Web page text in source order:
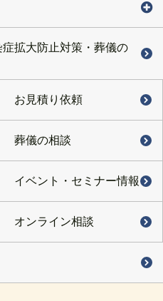
拡大防止対策・葬儀の
お見積り依頼
葬儀の相談
イベント・ セミナー情報
オンライン相談